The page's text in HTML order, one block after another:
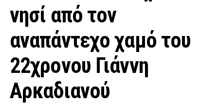
νησί από τον
αναπάντεχο χαμό του
22χρονου Γιάννη
Αρκαδιανού